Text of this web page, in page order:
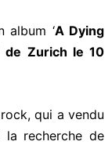
album ‘A Dying
de Zurich le 10
qui a vendu
recherche de